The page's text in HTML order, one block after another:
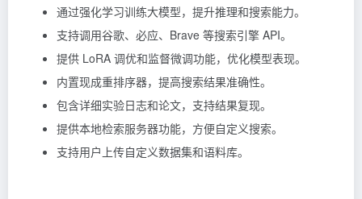
通过强化学习训练大模型，提升推理和搜索能力。
支持调用谷歌、必应、Brave 等搜索引擎 API。
提供 LoRA 调优和监督微调功能，优化模型表现。
内置现成重排序器，提高搜索结果准确性。
包含详细实验日志和论文，支持结果复现。
提供本地检索服务器功能，方便自定义搜索。
支持用户上传自定义数据集和语料库。